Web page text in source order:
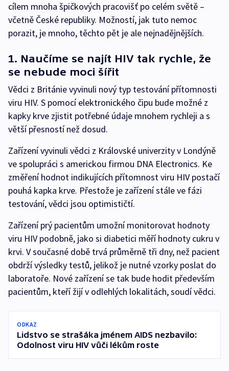
cílem mnoha špičkových pracovišť po celém světě –
včetně České republiky. Možností, jak tuto nemoc
porazit, je mnoho, těchto pět je ale nejnadějnějších.
1. Naučíme se najít HIV tak rychle, že
se nebude moci šířit
Vědci z Británie vyvinuli nový typ testování přítomnosti
viru HIV. S pomocí elektronického čipu bude možné z
kapky krve zjistit potřebné údaje mnohem rychleji a s
větší přesností než dosud.
Zařízení vyvinuli vědci z Královské univerzity v Londýně
ve spolupráci s americkou firmou DNA Electronics. Ke
změření hodnot indikujících přítomnost viru HIV postačí
pouhá kapka krve. Přestože je zařízení stále ve fázi
testování, vědci jsou optimističtí.
Zařízení prý pacientům umožní monitorovat hodnoty
viru HIV podobně, jako si diabetici měří hodnoty cukru v
krvi. V současné době trvá průměrně tři dny, než pacient
obdrží výsledky testů, jelikož je nutné vzorky poslat do
laboratoře. Nové zařízení se tak bude hodit především
pacientům, kteří žijí v odlehlých lokalitách, soudí vědci.
ODKAZ
Lidstvo se strašáka jménem AIDS nezbavilo:
Odolnost viru HIV vůči lékům roste